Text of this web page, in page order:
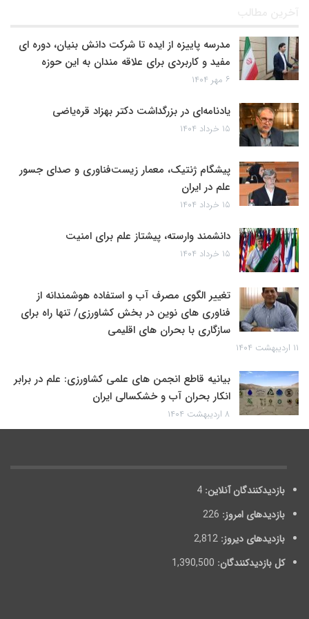
آخرین مطالب
مدرسه پاییزه از ایده تا شرکت دانش بنیان، دوره ای
مفید و کاربردی برای علاقه مندان به این حوزه
۶ مهر ۱۴۰۴
یادنامه‌ای در بزرگداشت دکتر بهزاد قره‌یاضی
۱۵ خرداد ۱۴۰۴
پیشگام ژنتیک، معمار زیست‌فناوری و صدای جسور
علم در ایران
۱۵ خرداد ۱۴۰۴
دانشمند وارسته، پیشتاز علم برای امنیت
۱۵ خرداد ۱۴۰۴
تغییر الگوی مصرف آب و استفاده هوشمندانه از
فناوری های نوین در بخش کشاورزی/ تنها راه برای
سازگاری با بحران های اقلیمی
۱۱ اردیبهشت ۱۴۰۴
بیانیه قاطع انجمن های علمی کشاورزی: علم در برابر
انکار بحران آب و خشکسالی ایران
۸ اردیبهشت ۱۴۰۴
بازدیدکنندگان آنلاین: 4
بازدیدهای امروز: 226
بازدیدهای دیروز: 2,812
کل بازدیدکنند‌گان: 1,390,500